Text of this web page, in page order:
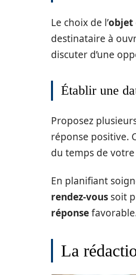
Le choix de l’objet
destinataire à
discuter d’une
Établir une
Proposez
réponse positive.
du temps de
En planifiant
rendez-vous soit
réponse
La